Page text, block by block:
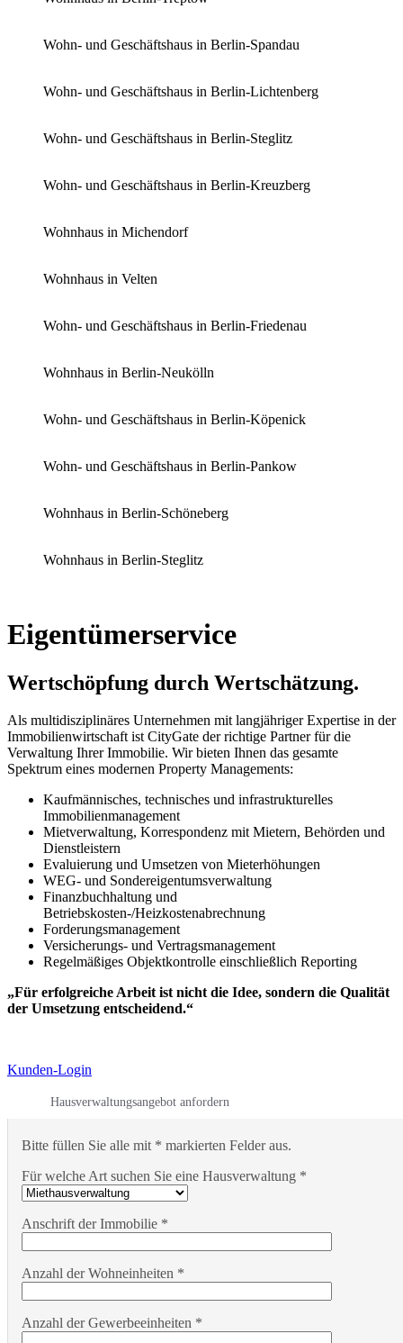
Wohn- und Geschäftshaus in Berlin-Spandau
Wohn- und Geschäftshaus in Berlin-Lichtenberg
Wohn- und Geschäftshaus in Berlin-Steglitz
Wohn- und Geschäftshaus in Berlin-Kreuzberg
Wohnhaus in Michendorf
Wohnhaus in Velten
Wohn- und Geschäftshaus in Berlin-Friedenau
Wohnhaus in Berlin-Neukölln
Wohn- und Geschäftshaus in Berlin-Köpenick
Wohn- und Geschäftshaus in Berlin-Pankow
Wohnhaus in Berlin-Schöneberg
Wohnhaus in Berlin-Steglitz
Eigentümerservice
Wertschöpfung durch Wertschätzung.
Als multidisziplinäres Unternehmen mit langjähriger Expertise in der
Immobilienwirtschaft ist CityGate der richtige Partner für die
Verwaltung Ihrer Immobilie. Wir bieten Ihnen das gesamte
Spektrum eines modernen Property Managements:
Kaufmännisches, technisches und infrastrukturelles
Immobilienmanagement
Mietverwaltung, Korrespondenz mit Mietern, Behörden und
Dienstleistern
Evaluierung und Umsetzen von Mieterhöhungen
WEG- und Sondereigentumsverwaltung
Finanzbuchhaltung und
Betriebskosten-/Heizkostenabrechnung
Forderungsmanagement
Versicherungs- und Vertragsmanagement
Regelmäßiges Objektkontrolle einschließlich Reporting
„Für erfolgreiche Arbeit ist nicht die Idee, sondern die Qualität
der Umsetzung entscheidend.“
Kunden-Login
Hausverwaltungsangebot anfordern
Bitte füllen Sie alle mit * markierten Felder aus.
Für welche Art suchen Sie eine Hausverwaltung *
Anschrift der Immobilie *
Anzahl der Wohneinheiten *
Anzahl der Gewerbeeinheiten *